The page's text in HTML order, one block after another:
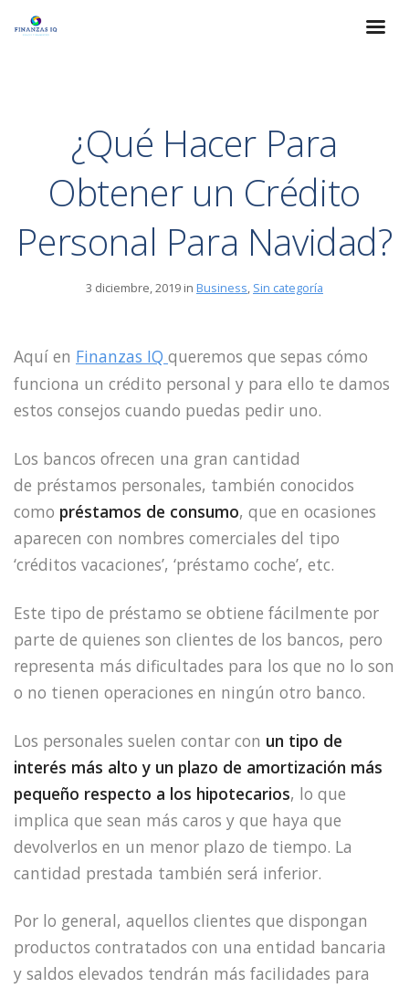
¿Qué Hacer Para
Obtener un Crédito
Personal Para Navidad?
3 diciembre, 2019 in Business, Sin categoría
Aquí en Finanzas IQ queremos que sepas cómo
funciona un crédito personal y para ello te damos
estos consejos cuando puedas pedir uno.
Los bancos ofrecen una gran cantidad
de préstamos personales, también conocidos
como préstamos de consumo, que en ocasiones
aparecen con nombres comerciales del tipo
‘créditos vacaciones’, ‘préstamo coche’, etc.
Este tipo de préstamo se obtiene fácilmente por
parte de quienes son clientes de los bancos, pero
representa más dificultades para los que no lo son
o no tienen operaciones en ningún otro banco.
Los personales suelen contar con un tipo de
interés más alto y un plazo de amortización más
pequeño respecto a los hipotecarios, lo que
implica que sean más caros y que haya que
devolverlos en un menor plazo de tiempo. La
cantidad prestada también será inferior.
Por lo general, aquellos clientes que dispongan
productos contratados con una entidad bancaria
y saldos elevados tendrán más facilidades para